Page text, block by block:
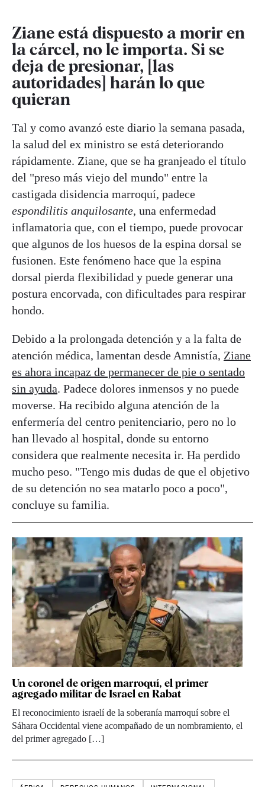
Ziane está dispuesto a morir en
la cárcel, no le importa. Si se
deja de presionar, [las
autoridades] harán lo que
quieran
Tal y como avanzó este diario la semana pasada,
la salud del ex ministro se está deteriorando
rápidamente. Ziane, que se ha granjeado el título
del "preso más viejo del mundo" entre la
castigada disidencia marroquí, padece
espondilitis anquilosante, una enfermedad
inflamatoria que, con el tiempo, puede provocar
que algunos de los huesos de la espina dorsal se
fusionen. Este fenómeno hace que la espina
dorsal pierda flexibilidad y puede generar una
postura encorvada, con dificultades para respirar
hondo.
Debido a la prolongada detención y a la falta de
atención médica, lamentan desde Amnistía, Ziane
es ahora incapaz de permanecer de pie o sentado
sin ayuda. Padece dolores inmensos y no puede
moverse. Ha recibido alguna atención de la
enfermería del centro penitenciario, pero no lo
han llevado al hospital, donde su entorno
considera que realmente necesita ir. Ha perdido
mucho peso. "Tengo mis dudas de que el objetivo
de su detención no sea matarlo poco a poco",
concluye su familia.
Un coronel de origen marroquí, el primer
agregado militar de Israel en Rabat
El reconocimiento israelí de la soberanía marroquí sobre el
Sáhara Occidental viene acompañado de un nombramiento, el
del primer agregado […]